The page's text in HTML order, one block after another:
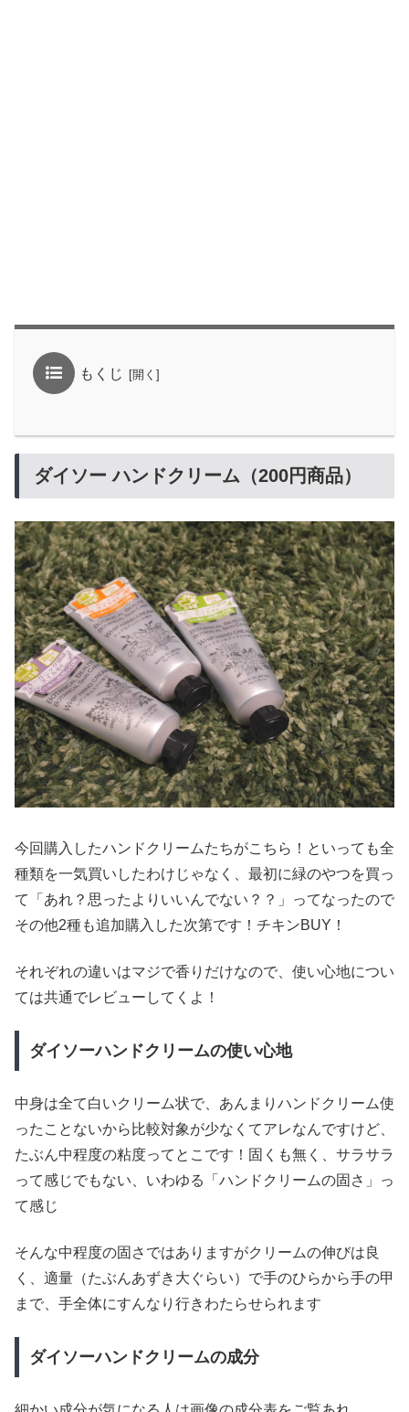
もくじ
ダイソー ハンドクリーム（200円商品）
今回購入したハンドクリームたちがこちら！といっても全
種類を一気買いしたわけじゃなく、最初に緑のやつを買っ
て「あれ？思ったよりいいんでない？？」ってなったので
その他2種も追加購入した次第です！チキンBUY！
それぞれの違いはマジで香りだけなので、使い心地につい
ては共通でレビューしてくよ！
ダイソーハンドクリームの使い心地
中身は全て白いクリーム状で、あんまりハンドクリーム使
ったことないから比較対象が少なくてアレなんですけど、
たぶん中程度の粘度ってとこです！固くも無く、サラサラ
って感じでもない、いわゆる「ハンドクリームの固さ」っ
て感じ
そんな中程度の固さではありますがクリームの伸びは良
く、適量（たぶんあずき大ぐらい）で手のひらから手の甲
まで、手全体にすんなり行きわたらせられます
ダイソーハンドクリームの成分